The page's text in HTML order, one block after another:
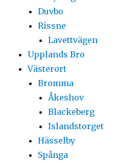
Duvbo
Rissne
Lavettvägen
Upplands Bro
Västerort
Bromma
Åkeshov
Blackeberg
Islandstorget
Hässelby
Spånga